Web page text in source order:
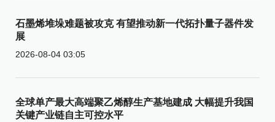
石墨烯堆垛难题被攻克 有望推动新一代拓扑量子器件发
展
2026-08-04 03:05
全球单产最大高端聚乙烯醇生产基地建成 大幅提升我国
关键产业链自主可控水平